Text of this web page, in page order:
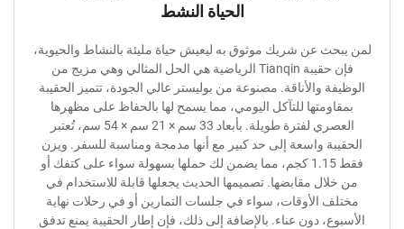
الحياة النشط
عن شريك موثوق به ليعيش حياة مليئة بالنشاط والحيوية،
فإن حقيبة Tianqin الرياضية هي الحل المثالي وهي مزيج من
والأناقة. مصنوعة من بوليستر عالي الجودة، تتميز الحقيبة
للتآكل اليومي، مما يسمح لها بالحفاظ على مظهرها
العصري لفترة طويلة. بأبعاد 33 سم × 21 سم × 54 سم، تُعتبر
واسعة إلى حد كبير مع أنها مدمجة ومناسبة للسفر. ويزن
فقط 1.15 كجم، مما يضمن لك حملها بسهولة سواء على كتفك أو
مقابضها. تصميمها الحديث يجعلها قابلة للاستخدام في
الأوقات، سواء في جلسات التمارين أو في رحلات نهاية
دون عناء. بالإضافة إلى ذلك، فإن إطار الحقيبة يمنع تدفق